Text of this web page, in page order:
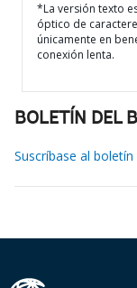
*La versión texto
óptico de
únicamente en
conexión lenta.
BOLETÍN DEL
Suscríbase al